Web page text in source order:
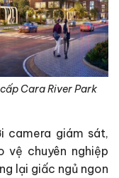
Cara River Park
camera giám sát,
chuyên nghiệp
lại giấc ngủ ngon